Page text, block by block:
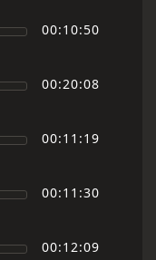
00:10:50
00:20:08
00:11:19
00:11:30
00:12:09